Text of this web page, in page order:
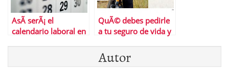
AsÃ­ serÃ¡ el
calendario laboral en
QuÃ© debes pedirle
a tu seguro de vida y
mejor propuesta
Autor